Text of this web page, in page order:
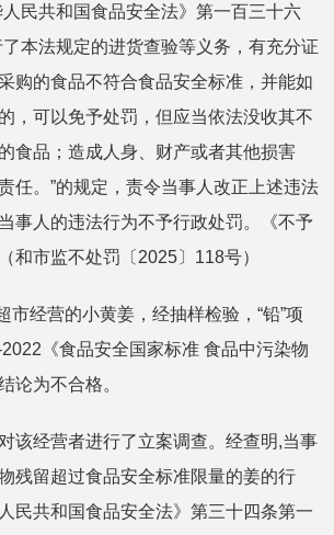
人民共和国食品安全法》第一百三十六
本法规定的进货查验等义务，有充分证
购的食品不符合食品安全标准，并能如
，可以免予处罚，但应当依法没收其不
食品；造成人身、财产或者其他损害
任。”的规定，责令当事人改正上述违法
事人的违法行为不予行政处罚。《不予
和市监不处罚〔2025〕118号）
经营的小黄姜，经抽样检验，“铅”项
《食品安全国家标准 食品中污染物
论为不合格。
经营者进行了立案调查。经查明,当事
残留超过食品安全标准限量的姜的行
民共和国食品安全法》第三十四条第一